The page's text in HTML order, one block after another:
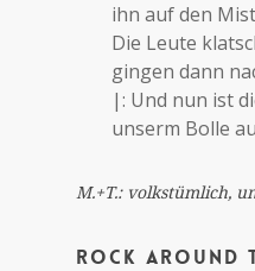
ihn auf den
Die Leute
gingen dann
|: Und nun ist
unserm Bolle
M.+T.: volkstümlich,
Rock around